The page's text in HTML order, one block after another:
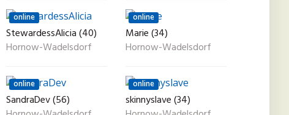
online
StewardessAlicia (40)
Hornow-Wadelsdorf
online
Marie (34)
Hornow-Wadelsdorf
online
SandraDev (56)
online
skinnyslave (34)